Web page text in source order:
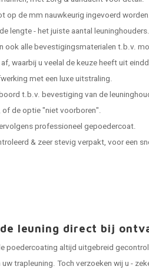
op de mm nauwkeurig ingevoerd
lengte - het juiste aantal leuninghouders.
ook alle bevestigingsmaterialen t.b.v.
waarbij u veelal de keuze heeft uit
met een luxe uitstraling.
t.b.v. bevestiging van de
de optie "niet voorboren".
professioneel gepoedercoat.
& zeer stevig verpakt, voor een
de leuning direct bij
poedercoating altijd uitgebreid
trapleuning. Toch verzoeken wij u -